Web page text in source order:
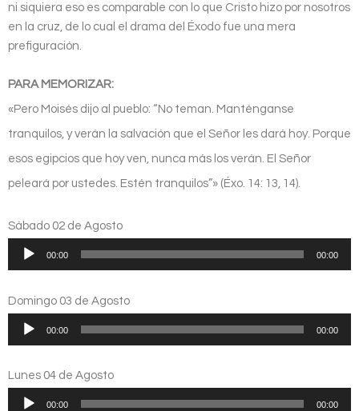
ni siquiera eso es comparable con lo que Cristo hizo por nosotros
en la cruz, de lo cual el drama del Éxodo fue una mera
prefiguración.
PARA MEMORIZAR:
«Pero Moisés dijo al pueblo: “No teman. Manténganse
tranquilos, y verán la salvación que el Señor les dará hoy. Porque
esos egipcios que hoy ven, nunca más los verán. El Señor
peleará por ustedes. Estén tranquilos”» (Éxo. 14: 13, 14).
Sábado 02 de Agosto
Reproductor
audio
00:00 00:00
Domingo 03 de Agosto
Reproductor
audio
00:00 00:00
Lunes 04 de Agosto
Reproductor
00:00 00:00